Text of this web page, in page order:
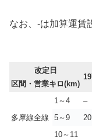
なお、-は加算運賃
改定日
区間・営業キロ(km)
多摩線全線
1～4 –
5～9
20
10～11